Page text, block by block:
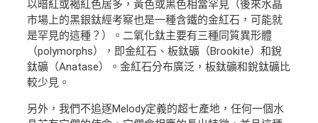
以暗紅或褐紅色居多，黃色或黑色相當罕見（後來水晶
市場上的黑銀鈦經考察也是一種含鐵的金紅石，可能就
是罕見的這種？）。二氧化鈦主要有三種同質異形體
（polymorphs），即金紅石、板鈦礦（Brookite）和銳
鈦礦（Anatase）。金紅石分布廣泛，板鈦礦和銳鈦礦比
較少見。
另外，我們不追逐Melody定義的超七產地，任何一個水